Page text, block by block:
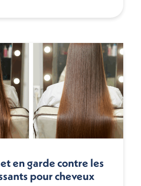
en garde contre les
pour cheveux